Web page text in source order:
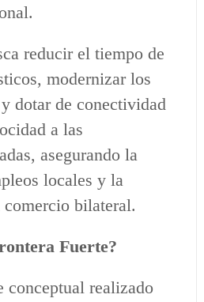
reducir el tiempo de
modernizar los
dotar de conectividad
a las
asegurando la
locales y la
bilateral.
Fuerte?
conceptual realizado